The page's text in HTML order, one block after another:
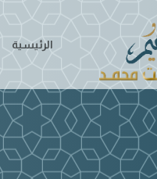
الرئيسية